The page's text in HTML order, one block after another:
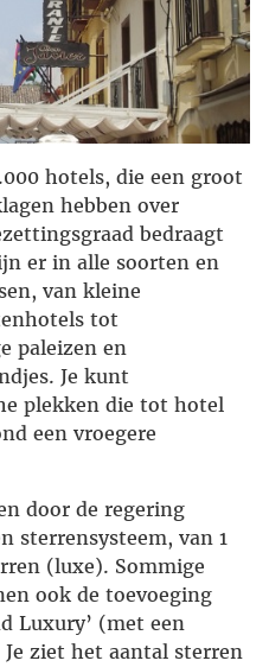
hotels, die een groot
hebben over
bedraagt
er in alle soorten en
van kleine
tot
paleizen en
Je kunt
plekken die tot hotel
een vroegere
door de regering
sterrensysteem, van 1
(luxe). Sommige
ook de toevoeging
Luxury’ (met een
ziet het aantal sterren